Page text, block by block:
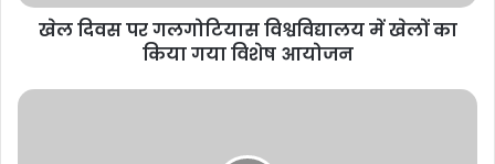
खेल दिवस पर गलगोटियास विश्वविद्यालय में खेलों का
किया गया विशेष आयोजन